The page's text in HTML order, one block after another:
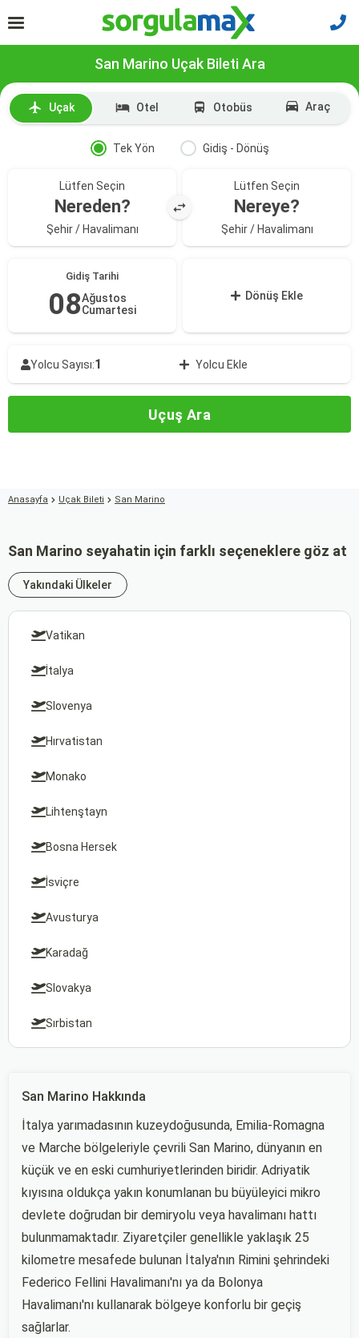
San Marino Uçak Bileti Ara
Uçak Otel Otobüs Araç
Tek Yön Gidiş - Dönüş
Lütfen Seçin
Nereden?
Şehir / Havalimanı
Lütfen Seçin
Nereye?
Şehir / Havalimanı
Gidiş Tarihi
08Ağustos
Cumartesi
Dönüş Ekle
Yolcu Sayısı:1 Yolcu Ekle
Uçuş Ara
Anasayfa Uçak Bileti San Marino
San Marino seyahatin için farklı seçeneklere göz at
Yakındaki Ülkeler
Vatikan
İtalya
Slovenya
Hırvatistan
Monako
Lihtenştayn
Bosna Hersek
İsviçre
Avusturya
Karadağ
Slovakya
Sırbistan
San Marino Hakkında
İtalya yarımadasının kuzeydoğusunda, Emilia-Romagna
ve Marche bölgeleriyle çevrili San Marino, dünyanın en
küçük ve en eski cumhuriyetlerinden biridir. Adriyatik
kıyısına oldukça yakın konumlanan bu büyüleyici mikro
devlete doğrudan bir demiryolu veya havalimanı hattı
bulunmamaktadır. Ziyaretçiler genellikle yaklaşık 25
kilometre mesafede bulunan İtalya'nın Rimini şehrindeki
Federico Fellini Havalimanı'nı ya da Bolonya
Havalimanı'nı kullanarak bölgeye konforlu bir geçiş
sağlarlar.